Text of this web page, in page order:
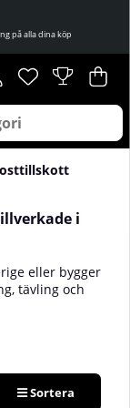
på alla dina köp
Önskelista
Antal i
. .
i
eller bygger
tävling och
råvara,
och kontroller.
Sortera